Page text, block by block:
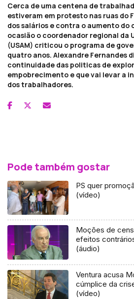
Cerca de uma centena de
estiveram em protesto nas ruas do
dos salários e contra o aumento do
ocasião o coordenador regional da
(USAM) criticou o programa de
quatro anos. Alexandre Fernandes
continuidade das politicas de
empobrecimento e que vai levar a
dos trabalhadores.
Pode também gostar
PS quer
(vídeo)
Moções de
efeitos
(áudio)
Ventura acusa
cúmplice da
(vídeo)